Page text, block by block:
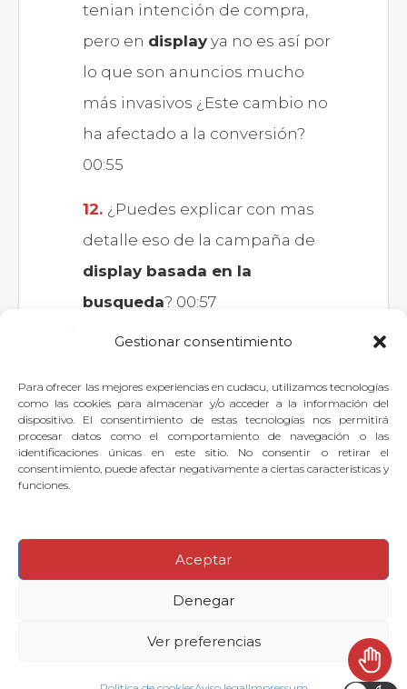
Gestionar consentimiento
Para ofrecer las mejores experiencias en cudacu, utilizamos tecnologías
como las cookies para almacenar y/o acceder a la información del
dispositivo. El consentimiento de estas tecnologías nos permitirá
procesar datos como el comportamiento de navegación o las
identificaciones únicas en este sitio. No consentir o retirar el
consentimiento, puede afectar negativamente a ciertas características y
funciones.
Aceptar
Denegar
Ver preferencias
tenian intención de compra,
pero en display ya no es así por
lo que son anuncios mucho
más invasivos ¿Este cambio no
ha afectado a la conversión?
00:55
¿Puedes explicar con mas
detalle eso de la campaña de
display basada en la
busqueda? 00:57
Si quieres dejar tu pregunta para
el experto, puedesidentificarteo
suscribirte.
© 2026
Contactar con Soporte Cudacu